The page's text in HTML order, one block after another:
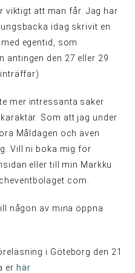
viktigt att man får. Jag har
idag skrivit en
egentid, som
antingen den 27 eller 29
mer intressanta saker
Som att jag under
Måldagen och även
Vill ni boka mig för
eller till min Markku
någon av mina öppna
i Göteborg den 21
er här